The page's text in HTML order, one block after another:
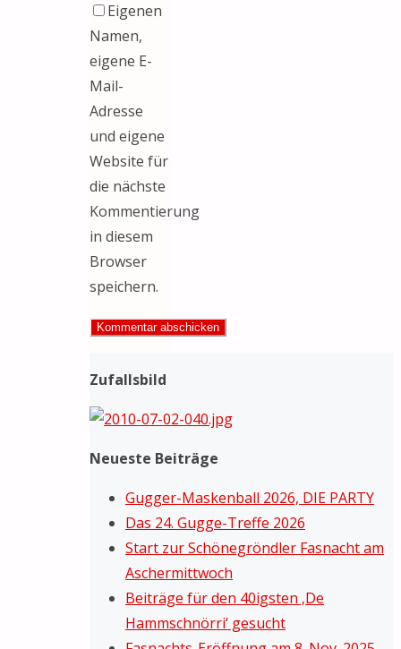
Eigenen
Namen,
eigene E-
Mail-
Adresse
und eigene
Website für
die nächste
Kommentierung
in diesem
Browser
speichern.
Zufallsbild
Neueste Beiträge
Gugger-Maskenball 2026, DIE PARTY
Das 24. Gugge-Treffe 2026
Start zur Schönegröndler Fasnacht am
Aschermittwoch
Beiträge für den 40igsten ‚De
Hammschnörri‘ gesucht